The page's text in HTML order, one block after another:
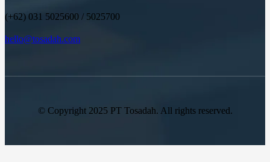
(+62) 031 5025600 / 5025700
hello@tosadah.com
© Copyright 2025 PT Tosadah. All rights reserved.